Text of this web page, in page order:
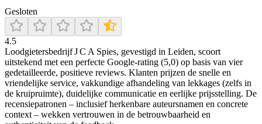
Gesloten
4.5
Loodgietersbedrijf J C A Spies, gevestigd in Leiden, scoort
uitstekend met een perfecte Google-rating (5,0) op basis van vier
gedetailleerde, positieve reviews. Klanten prijzen de snelle en
vriendelijke service, vakkundige afhandeling van lekkages (zelfs in
de kruipruimte), duidelijke communicatie en eerlijke prijsstelling. De
recensiepatronen – inclusief herkenbare auteursnamen en concrete
context – wekken vertrouwen in de betrouwbaarheid en